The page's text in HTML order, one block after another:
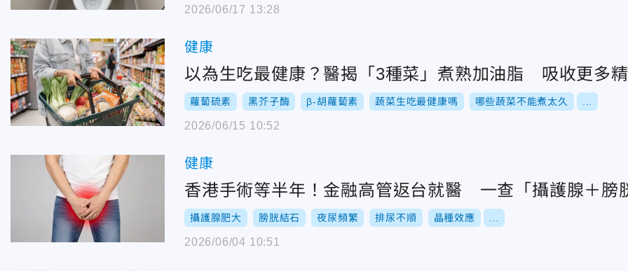
2026/06/17 13:28
健康
以為生吃最健康？醫揭「3種菜」煮熟加油脂 吸收更多
蘿蔔硫素 黑芥子酶 β-胡蘿蔔素 蔬菜生吃最健康嗎 哪些蔬菜不能煮太久
2026/06/15 10:52
健康
香港手術等半年！金融高管返台就醫 一查「攝護腺＋膀
攝護腺肥大 膀胱結石 夜尿頻繁 排尿不順 晶種效應
2026/06/04 10:51